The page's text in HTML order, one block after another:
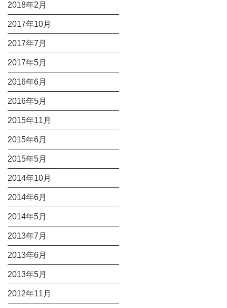
2018年2月
2017年10月
2017年7月
2017年5月
2016年6月
2016年5月
2015年11月
2015年6月
2015年5月
2014年10月
2014年6月
2014年5月
2013年7月
2013年6月
2013年5月
2012年11月